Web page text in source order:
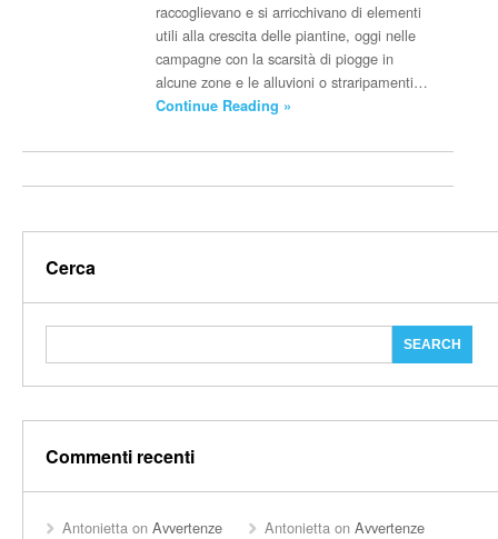
raccoglievano e si arricchivano di elementi
utili alla crescita delle piantine, oggi nelle
campagne con la scarsità di piogge in
alcune zone e le alluvioni o straripamenti…
Continue Reading »
Cerca
Commenti recenti
Antonietta on Avvertenze Antonietta onAvvertenze